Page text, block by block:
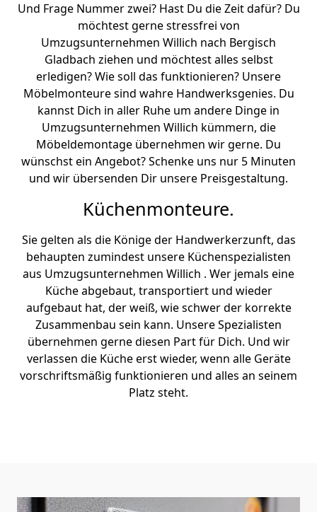
Und Frage Nummer zwei? Hast Du die Zeit dafür? Du
möchtest gerne stressfrei von
Umzugsunternehmen Willich nach Bergisch
Gladbach ziehen und möchtest alles selbst
erledigen? Wie soll das funktionieren? Unsere
Möbelmonteure sind wahre Handwerksgenies. Du
kannst Dich in aller Ruhe um andere Dinge in
Umzugsunternehmen Willich kümmern, die
Möbeldemontage übernehmen wir gerne. Du
wünschst ein Angebot? Schenke uns nur 5 Minuten
und wir übersenden Dir unsere Preisgestaltung.
Küchenmonteure.
Sie gelten als die Könige der Handwerkerzunft, das
behaupten zumindest unsere Küchenspezialisten
aus Umzugsunternehmen Willich . Wer jemals eine
Küche abgebaut, transportiert und wieder
aufgebaut hat, der weiß, wie schwer der korrekte
Zusammenbau sein kann. Unsere Spezialisten
übernehmen gerne diesen Part für Dich. Und wir
verlassen die Küche erst wieder, wenn alle Geräte
vorschriftsmäßig funktionieren und alles an seinem
Platz steht.